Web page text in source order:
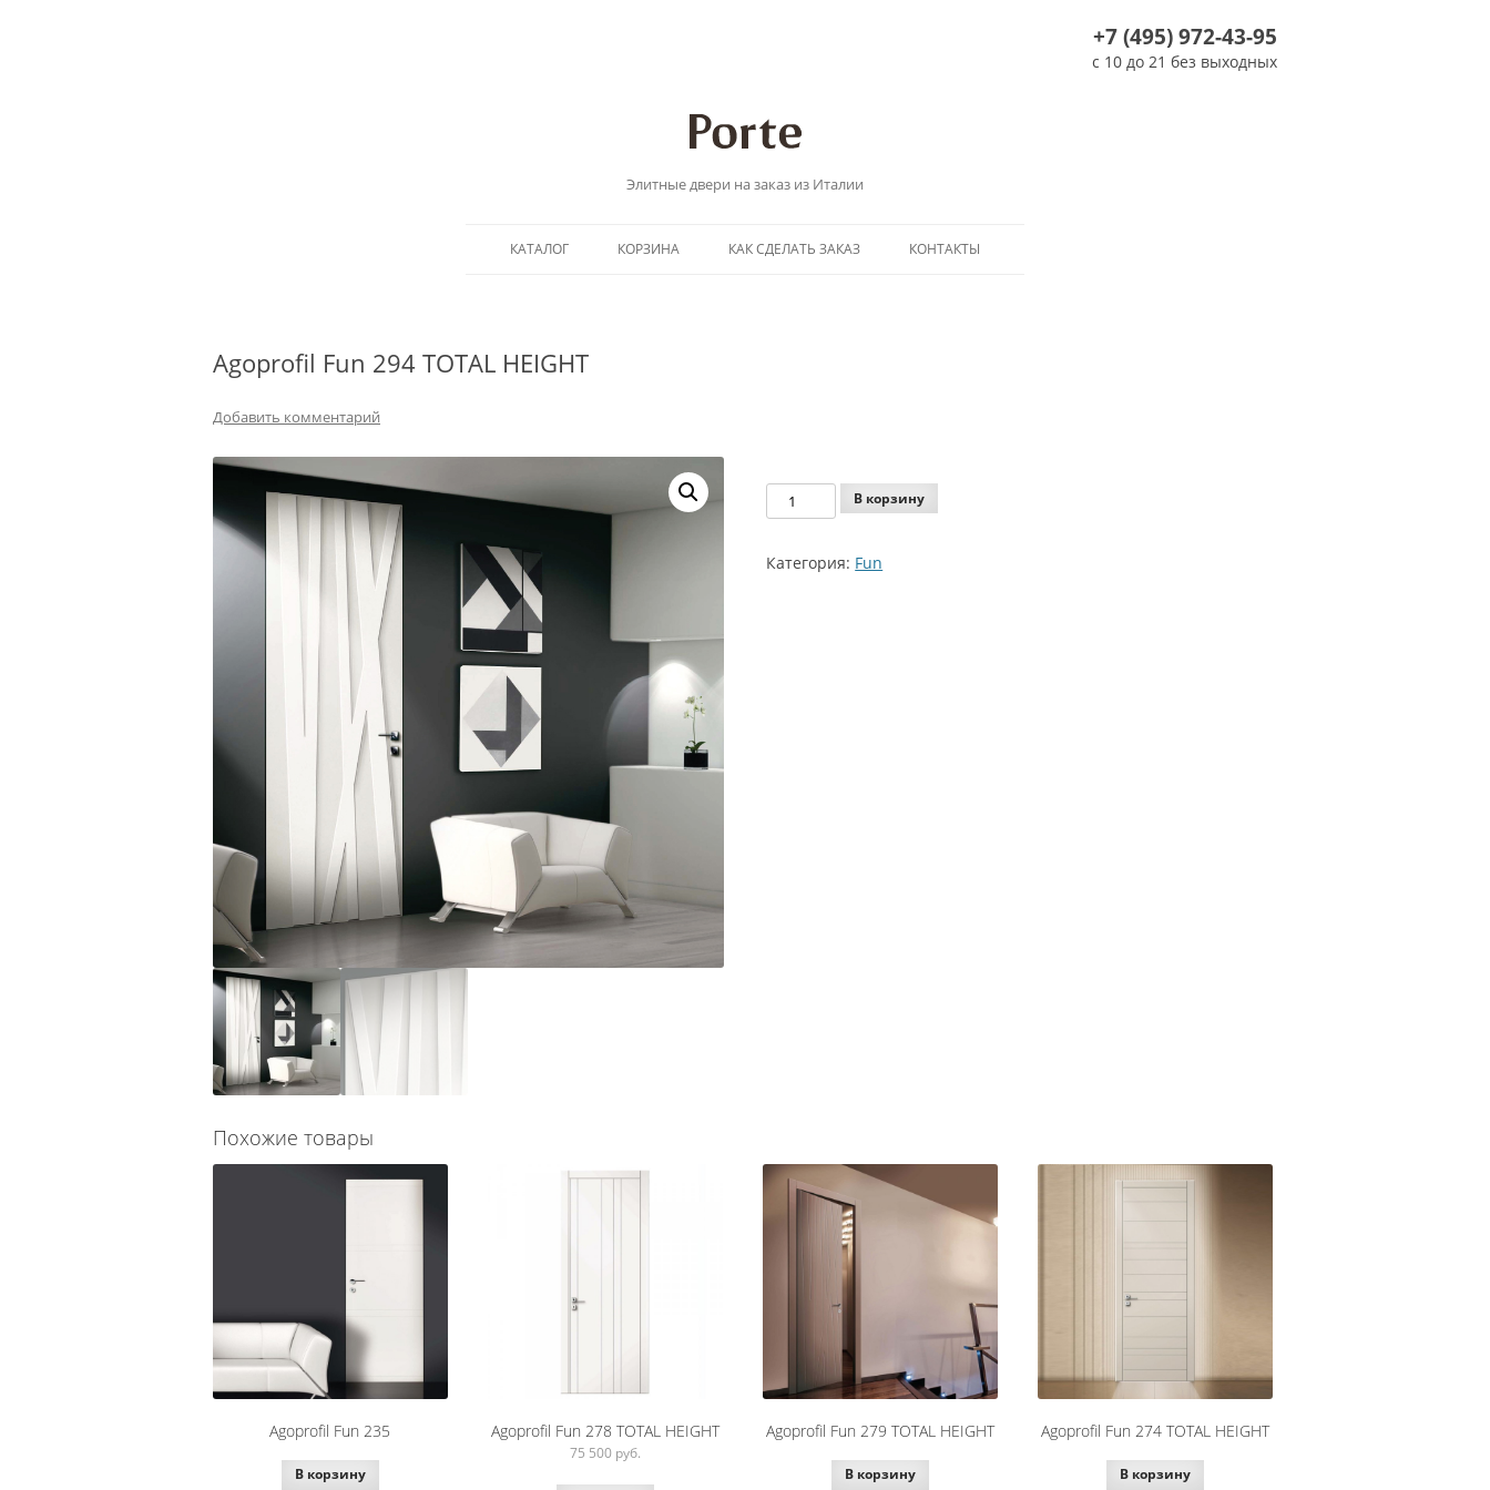
+7 (495) 972-43-95
с 10 до 21 без выходных
Элитные двери на заказ из Италии
к
КАТАЛОГ КОРЗИНА КАК СДЕЛАТЬ ЗАКАЗ КОНТАКТЫ
Agoprofil Fun 294 TOTAL HEIGHT
Добавить комментарий
Количество
Agoprofil
294
В корзину
Категория: Fun
Похожие товары
Agoprofil Fun 235
В корзину
Agoprofil Fun 278 TOTAL HEIGHT
75 500 руб.
Agoprofil Fun 279 TOTAL HEIGHT
В корзину
Agoprofil Fun 274 TOTAL HEIGHT
В корзину